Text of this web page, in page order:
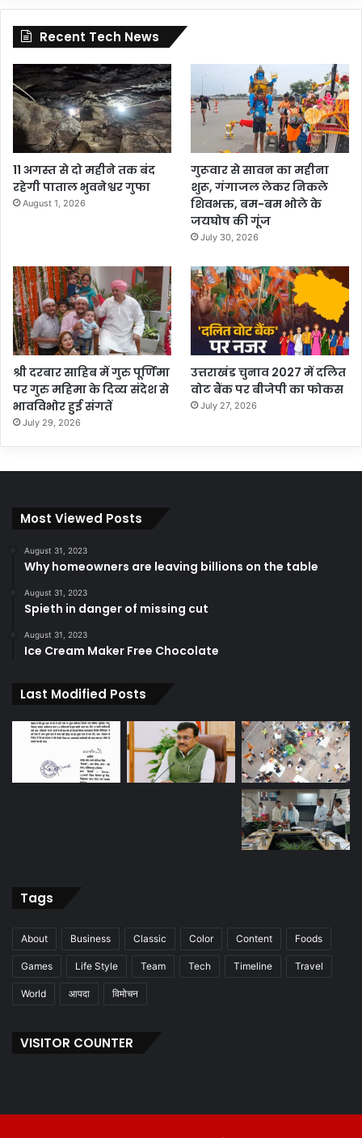
Recent Tech News
11 अगस्त से दो महीने तक बंद
रहेगी पाताल भुवनेश्वर गुफा
August 1, 2026
गुरूवार से सावन का महीना
शुरू, गंगाजल लेकर निकले
शिवभक्त, बम-बम भोले के
जयघोष की गूंज
July 30, 2026
श्री दरबार साहिब में गुरु पूर्णिमा
पर गुरु महिमा के दिव्य संदेश से
भावविभोर हुई संगतें
July 29, 2026
उत्तराखंड चुनाव 2027 में दलित
वोट बैंक पर बीजेपी का फोकस
July 27, 2026
Most Viewed Posts
August 31, 2023
Why homeowners are leaving billions on the table
August 31, 2023
Spieth in danger of missing cut
August 31, 2023
Ice Cream Maker Free Chocolate
Last Modified Posts
Tags
About Business Classic Color Content Foods
Games Life Style Team Tech Timeline Travel
World आपदा विमोचन
VISITOR COUNTER